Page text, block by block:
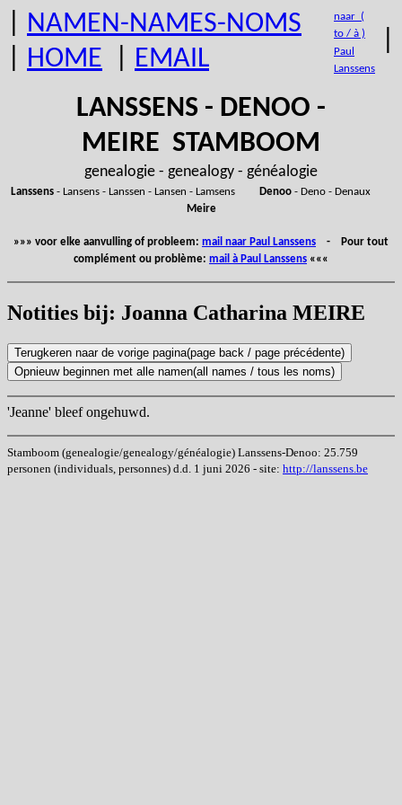
NAMEN-NAMES-NOMS
HOME EMAIL
naar (
to / à )
Paul
Lanssens
LANSSENS - DENOO -
MEIRE STAMBOOM
genealogie - genealogy - généalogie
Lanssens- Lansens - Lanssen - Lansen - Lamsens Denoo- Deno - Denaux
Meire
»»» voor elke aanvulling of probleem: mail naar Paul Lanssens - Pour tout
complément ou problème: mail à Paul Lanssens «««
Notities bij: Joanna Catharina MEIRE
'Jeanne' bleef ongehuwd.
Stamboom (genealogie/genealogy/généalogie) Lanssens-Denoo: 25.759
personen (individuals, personnes) d.d. 1 juni 2026 - site: http://lanssens.be